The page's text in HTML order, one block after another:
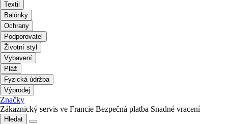
Textil
Balónky
Ochrany
Podporovatel
Životní styl
Vybavení
Pláž
Fyzická údržba
Výprodej
Značky
Zákaznický servis ve Francie Bezpečná platba Snadné vracení
Hledat